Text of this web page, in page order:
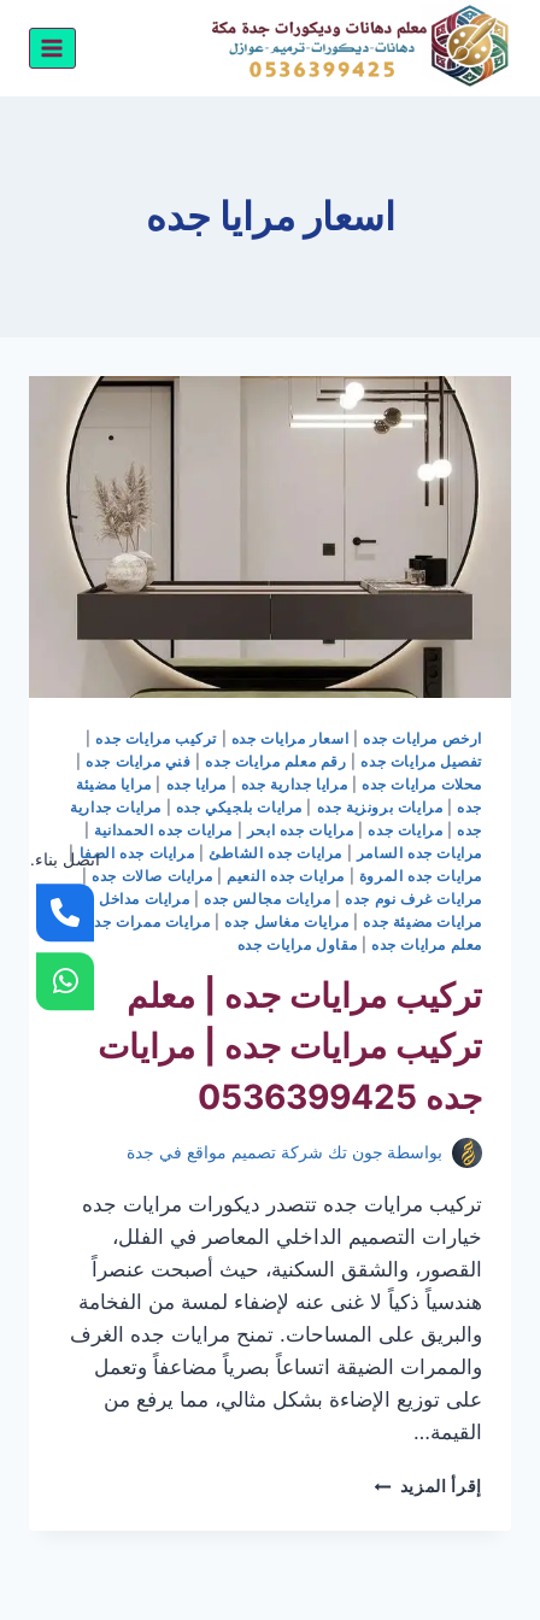
التجاوز
المحتوى
اسعار مرايا جده
ارخص مرايات جده| اسعار مرايات جده |تركيب مرايات جده|
تفصيل مرايات جده| رقم معلم مرايات جده| فني مرايات جده|
محلات مرايات جده| مرايا جدارية جده مرايا جده
مرايا مضيئة
جده| مرايات برونزية جده مرايات بلجيكي جده
مرايات جدارية
جده| مرايات جده| مرايات جده ابحر مرايات جده الحمدانية
مرايات جده السامر
مرايات جده الشاطئ مرايات جده الصفا |
مرايات جده المروة
مرايات جده النعيم مرايات صالات جده|
مرايات غرف نوم جده| مرايات مجالس جده مرايات مداخل جده
|
مرايات مضيئة جده| مرايات مغاسل جده| مرايات ممرات جده
|
معلم مرايات جده| مقاول مرايات جده
تركيب مرايات جده | معلم
تركيب مرايات جده | مرايات
جده 0536399425
بواسطة جون تك شركة تصميم مواقع في جدة
تركيب مرايات جده تتصدر ديكورات مرايات جده
خيارات التصميم الداخلي المعاصر في الفلل،
القصور، والشقق السكنية، حيث أصبحت عنصراً
هندسياً ذكياً لا غنى عنه لإضفاء لمسة من الفخامة
والبريق على المساحات. تمنح مرايات جده الغرف
والممرات الضيقة اتساعاً بصرياً مضاعفاً وتعمل
على توزيع الإضاءة بشكل مثالي، مما يرفع من
القيمة…
إقرأ المزيد تركيب
اتصل بناء.